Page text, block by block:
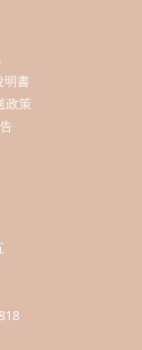
明書
政策